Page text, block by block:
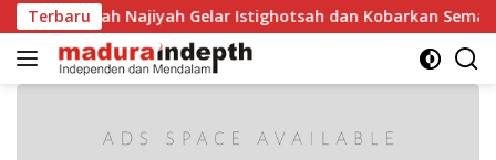
Langsung
ke
konten
Terbaru
Najiyah Gelar Istighotsah dan Kobarkan Semangat